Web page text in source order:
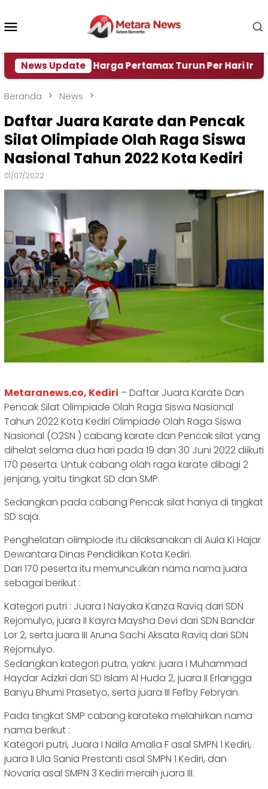
konten
News Update
Harga Pertamax Turun Per Hari Ini, Segini
Beranda News
Daftar Juara Karate dan Pencak
Silat Olimpiade Olah Raga Siswa
Nasional Tahun 2022 Kota Kediri
01/07/2022
Metaranews.co, Kediri – Daftar Juara Karate Dan
Pencak Silat Olimpiade Olah Raga Siswa Nasional
Tahun 2022 Kota Kediri Olimpiade Olah Raga Siswa
Nasional (O2SN ) cabang karate dan Pencak silat yang
dihelat selama dua hari pada 19 dan 30 Juni 2022 diikuti
170 peserta. Untuk cabang olah raga karate dibagi 2
jenjang, yaitu tingkat SD dan SMP.
Sedangkan pada cabang Pencak silat hanya di tingkat
SD saja.
Penghelatan olimpiode itu dilaksanakan di Aula Ki Hajar
Dewantara Dinas Pendidikan Kota Kediri.
Dari 170 peserta itu memunculkan nama nama juara
sebagai berikut :
Kategori putri : Juara I Nayaka Kanza Raviq dari SDN
Rejomulyo, juara II Kayra Maysha Devi dari SDN Bandar
Lor 2, serta juara III Aruna Sachi Aksata Raviq dari SDN
Rejomulyo.
Sedangkan kategori putra, yakni: juara I Muhammad
Haydar Adzkri dari SD Islam Al Huda 2, juara II Erlangga
Banyu Bhumi Prasetyo, serta juara III Fefby Febryan.
Pada tingkat SMP cabang karateka melahirkan nama
nama berikut :
Kategori putri, Juara I Naila Amalia F asal SMPN 1 Kediri,
juara II Ula Sania Prestanti asal SMPN 1 Kediri, dan
Novaria asal SMPN 3 Kediri meraih juara III.